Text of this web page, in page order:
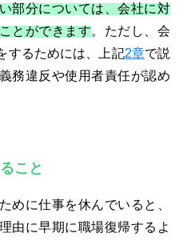
部分については、会社に対
とができます。ただし、会
するためには、上記2章で説
務違反や使用者責任が認め
こと
めに仕事を休んでいると、
由に早期に職場復帰するよ